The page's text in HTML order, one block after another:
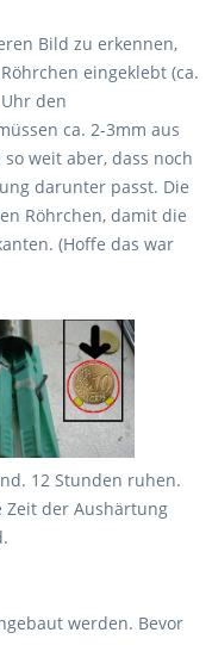
Bild zu erkennen,
eingeklebt (ca.
den
ca. 2-3mm aus
weit aber, dass noch
darunter passt. Die
Röhrchen, damit die
(Hoffe das war
12 Stunden ruhen.
Zeit der Aushärtung
werden. Bevor